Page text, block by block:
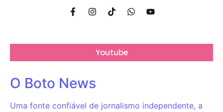
Youtube
O Boto News
Uma fonte confiável de jornalismo independente, a